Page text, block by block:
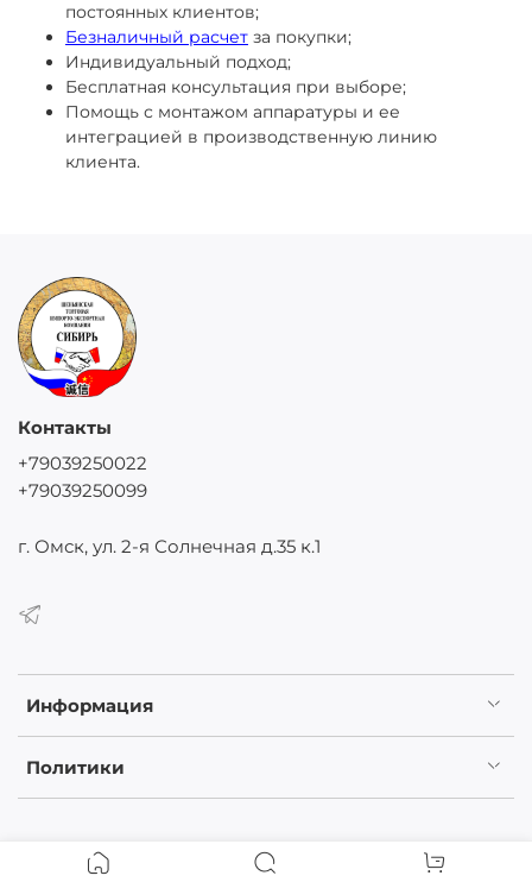
постоянных клиентов;
Безналичный расчет за покупки;
Индивидуальный подход;
Бесплатная консультация при выборе;
Помощь с монтажом аппаратуры и ее
интеграцией в производственную линию
клиента.
Информация
Политики
Контакты
+79039250022
+79039250099
г. Омск, ул. 2-я Солнечная д.35 к.1